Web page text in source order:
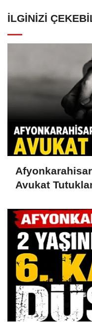
İLGINIZI
Avukat